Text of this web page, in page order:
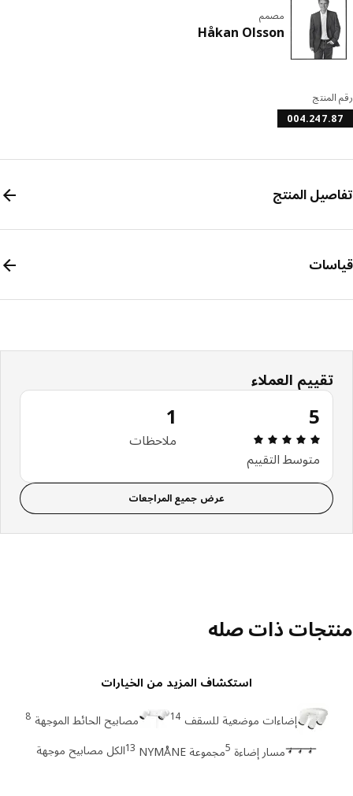
مصمم
Håkan Olsson
المنتج
تقييم العملاء
مراجعة التقييم: 5 من أصل 5 النجوم. إجمالي المراجعات: 1
متوسط التقييم
ملاحظات
عرض جميع المراجعات
ذات صله
استكشاف المزيد من الخيارات
إضاءات موضعية للسقف 14 مصابيح الحائط الموجهة
مسار إضاءة 5مجموعة NYMÅNE 13الكل مصابيح موجهة